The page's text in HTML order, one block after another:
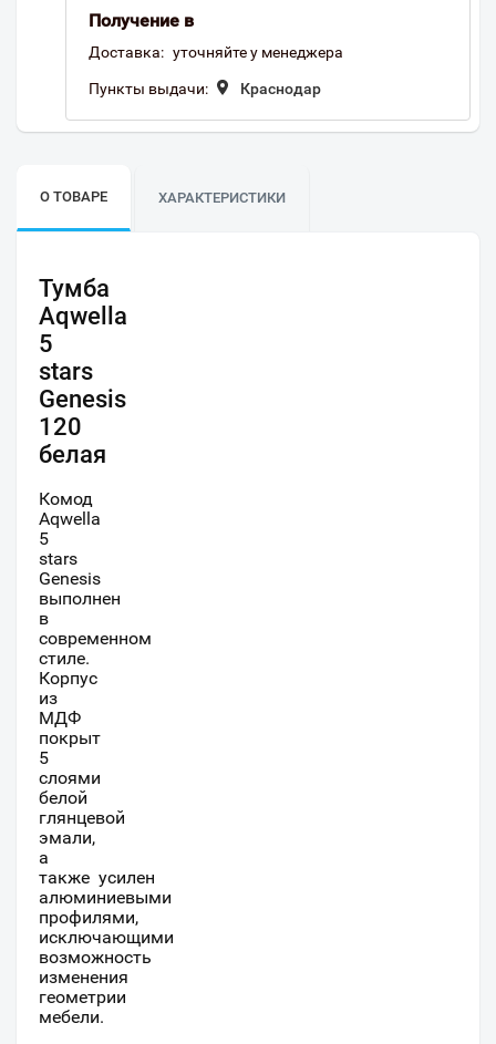
Получение в
Доставка: уточняйте у менеджера
Пункты выдачи: Краснодар
О ТОВАРЕ ХАРАКТЕРИСТИКИ
Тумба
Aqwella
5
stars
Genesis
120
белая
Комод
Aqwella
5
stars
Genesis
выполнен
в
современном
стиле.
Корпус
из
МДФ
покрыт
5
слоями
белой
глянцевой
эмали,
а
также усилен
алюминиевыми
профилями,
исключающими
возможность
изменения
геометрии
мебели.